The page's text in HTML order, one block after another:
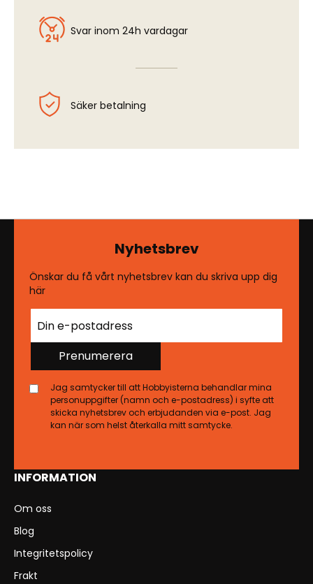
Svar inom 24h vardagar
Säker betalning
INFORMATION
Om oss
Blog
Integritetspolicy
Frakt
Nyhetsbrev
Önskar du få vårt nyhetsbrev kan du skriva upp dig
här
Prenumerera
Jag samtycker till att Hobbyisterna behandlar mina
personuppgifter (namn och e-postadress) i syfte att
skicka nyhetsbrev och erbjudanden via e-post. Jag
kan när som helst återkalla mitt samtycke.